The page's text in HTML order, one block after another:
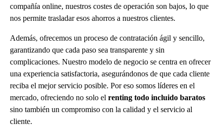
compañía online, nuestros costes de operación son bajos, lo que
nos permite trasladar esos ahorros a nuestros clientes.
Además, ofrecemos un proceso de contratación ágil y sencillo,
garantizando que cada paso sea transparente y sin
complicaciones. Nuestro modelo de negocio se centra en ofrecer
una experiencia satisfactoria, asegurándonos de que cada cliente
reciba el mejor servicio posible. Por eso somos líderes en el
mercado, ofreciendo no solo el renting todo incluido baratos
sino también un compromiso con la calidad y el servicio al
cliente.